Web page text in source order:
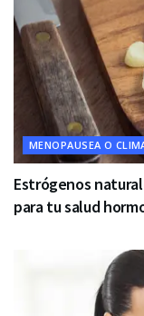
MENOPAUSEA O
Estrógenos
para tu salud